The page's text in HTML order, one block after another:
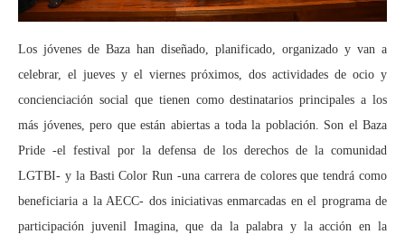
Los jóvenes de Baza han diseñado, planificado, organizado y van a
celebrar, el jueves y el viernes próximos, dos actividades de ocio y
concienciación social que tienen como destinatarios principales a los
más jóvenes, pero que están abiertas a toda la población. Son el Baza
Pride -el festival por la defensa de los derechos de la comunidad
LGTBI- y la Basti Color Run -una carrera de colores que tendrá como
beneficiaria a la AECC- dos iniciativas enmarcadas en el programa de
participación juvenil Imagina, que da la palabra y la acción en la